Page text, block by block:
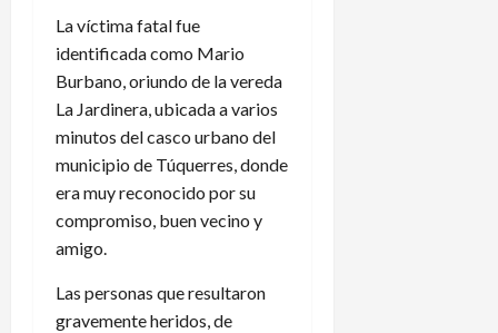
La víctima fatal fue
identificada como Mario
Burbano, oriundo de la vereda
La Jardinera, ubicada a varios
minutos del casco urbano del
municipio de Túquerres, donde
era muy reconocido por su
compromiso, buen vecino y
amigo.
Las personas que resultaron
gravemente heridos, de